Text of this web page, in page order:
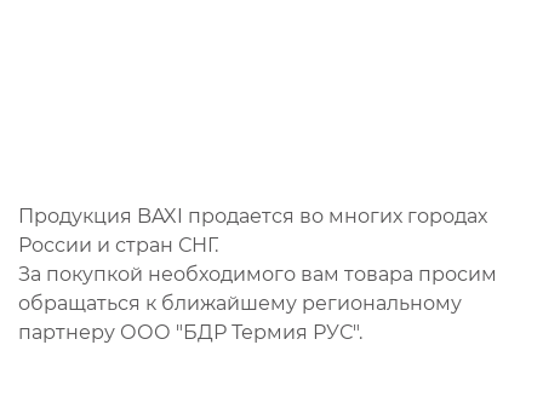
Продукция BAXI продается во многих городах
России и стран СНГ.
За покупкой необходимого вам товара просим
обращаться к ближайшему региональному
партнеру ООО "БДР Термия РУС".